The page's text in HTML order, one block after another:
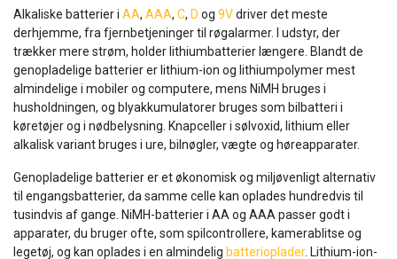
Alkaliske batterier i AA, AAA, C, D og 9Vdriver det meste
derhjemme, fra fjernbetjeninger til røgalarmer. I udstyr, der
trækker mere strøm, holder lithiumbatterier længere. Blandt de
genopladelige batterier er lithium-ion og lithiumpolymer mest
almindelige i mobiler og computere, mens NiMH bruges i
husholdningen, og blyakkumulatorer bruges som bilbatteri i
køretøjer og i nødbelysning. Knapceller i sølvoxid, lithium eller
alkalisk variant bruges i ure, bilnøgler, vægte og høreapparater.
Genopladelige batterier er et økonomisk og miljøvenligt alternativ
til engangsbatterier, da samme celle kan oplades hundredvis til
tusindvis af gange. NiMH-batterier i AA og AAA passer godt i
apparater, du bruger ofte, som spilcontrollere, kamerablitse og
legetøj, og kan oplades i en almindelig batterioplader. Lithium-ion-